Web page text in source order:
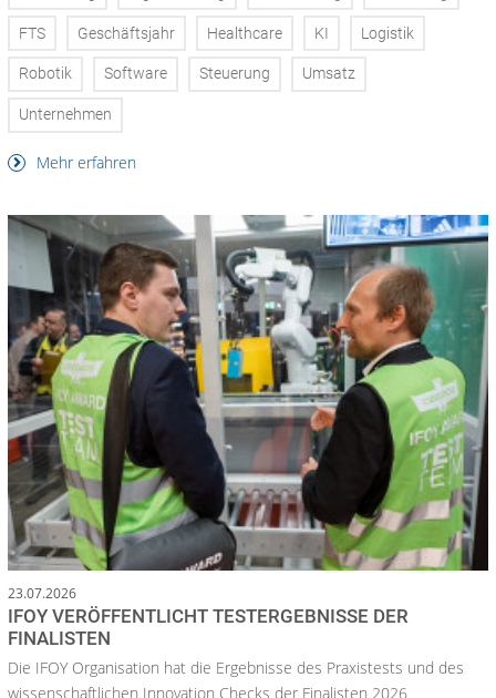
FTS Geschäftsjahr Healthcare KI Logistik
Robotik Software Steuerung Umsatz
Unternehmen
Mehr erfahren
23.07.2026
IFOY VERÖFFENTLICHT TESTERGEBNISSE DER
FINALISTEN
Die IFOY Organisation hat die Ergebnisse des Praxistests und des
wissenschaftlichen Innovation Checks der Finalisten 2026